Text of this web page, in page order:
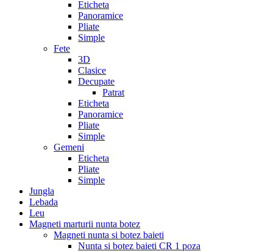
Eticheta
Panoramice
Pliate
Simple
Fete
3D
Clasice
Decupate
Patrat
Eticheta
Panoramice
Pliate
Simple
Gemeni
Eticheta
Pliate
Simple
Jungla
Lebada
Leu
Magneti marturii nunta botez
Magneti nunta si botez baieti
Nunta si botez baieti CR 1 poza